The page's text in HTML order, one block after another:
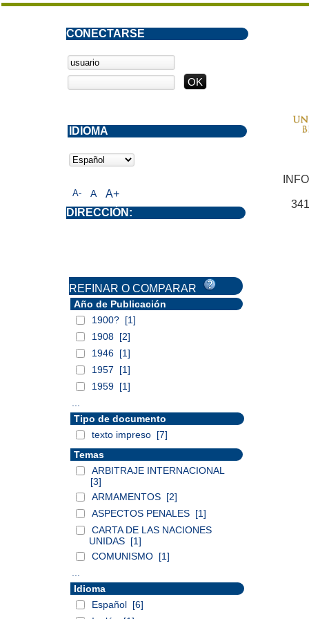
A- A A+
CONECTARSE
DIRECCIÓN:
IDIOMA
REFINAR O COMPARAR
Año de Publicación
1900? [1]
1908 [2]
1946 [1]
1957
[1]
1959 [1]
Tipo de documento
texto impreso [7]
Temas
ARBITRAJE INTERNACIONAL
[3]
ARMAMENTOS [2]
ASPECTOS PENALES [1]
CARTA DE LAS NACIONES
UNIDAS [1]
COMUNISMO [1]
Idioma
Español [6]